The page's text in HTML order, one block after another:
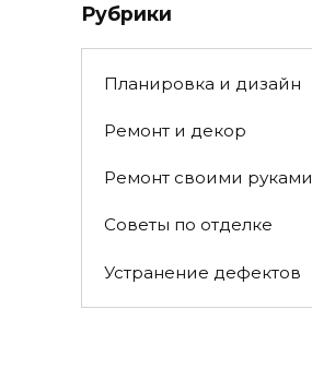
Рубрики
Планировка и дизайн
Ремонт и декор
Ремонт своими руками
Советы по отделке
Устранение дефектов